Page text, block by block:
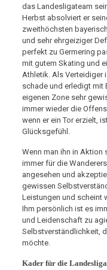
das Landesligateam
Herbst absolviert er
zweithöchsten
und sehr ehrgeiziger
perfekt zu Germering
mit gutem Skating und
Athletik. Als Verteidiger
schade und erledigt mit
eigenen Zone sehr
immer wieder die
wenn er ein Tor erzielt,
Glücksgefühl.
Wenn man ihn in Aktion
immer für die
angesehen und
gewissen
Leistungen und scheint
Ihm persönlich ist es
und Leidenschaft zu
Selbstverständlichkeit,
möchte.
Kader für die